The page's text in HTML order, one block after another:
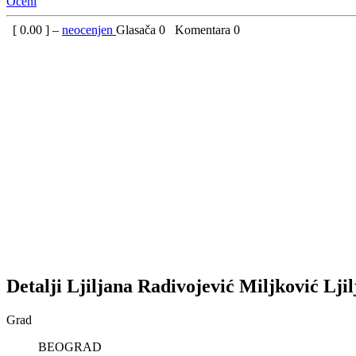
[ 0.00 ] – neocenjen Glasača 0 Komentara 0
Detalji Ljiljana Radivojević Miljković
Grad
BEOGRAD